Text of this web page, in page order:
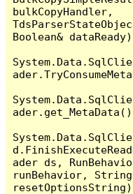
bulkCopyHandler,
Boolean&
ader ds,
runBehavior, String
resetOptionsString)